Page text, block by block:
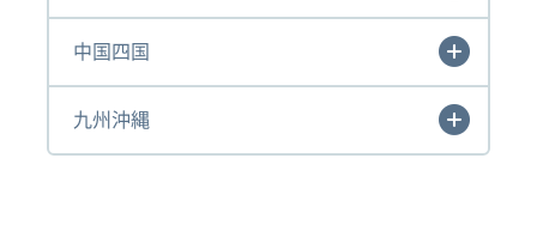
中国四国
九州沖縄